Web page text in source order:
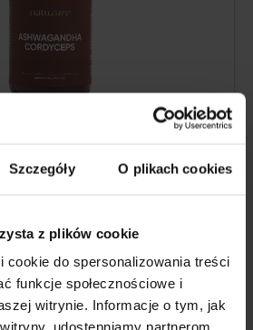
Szczegóły O plikach cookies
z plików cookie
cookie do spersonalizowania treści
funkcje społecznościowe i
witrynie. Informacje o tym, jak
udostępniamy partnerom
i z owocników
sinensis
ashwagandha KSM-66
na 5% witanolidów.
1 miarka - 500 mg
120 porcji